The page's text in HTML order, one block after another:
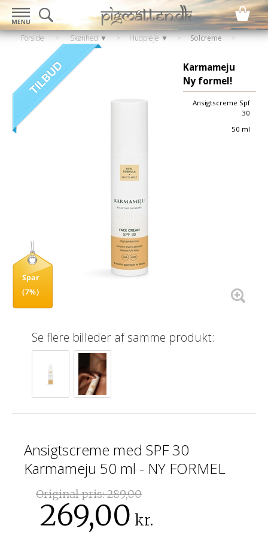
Forside > Skønhed ▼ > Hudpleje ▼ > Solcreme
Karmameju
Ny formel!
Ansigtscreme Spf
30
50 ml
Spar
(7%)
Se flere billeder af samme produkt:
Ansigtscreme med SPF 30
Karmameju 50 ml - NY FORMEL
Original pris:289,00
269,00 kr.